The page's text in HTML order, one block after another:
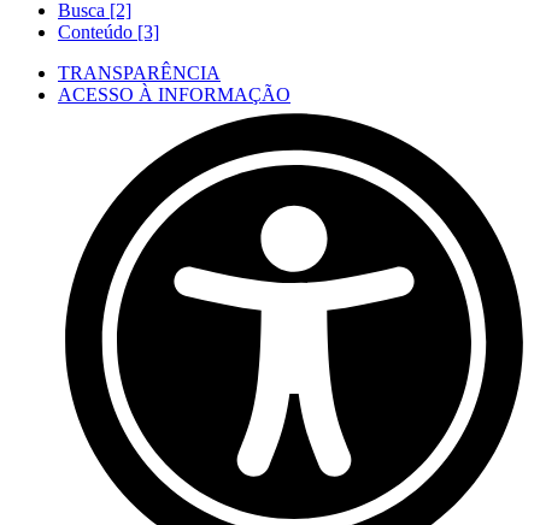
Busca [2]
Conteúdo [3]
TRANSPARÊNCIA
ACESSO À INFORMAÇÃO